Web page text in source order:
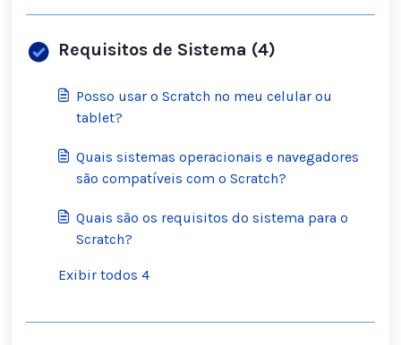
Requisitos de Sistema (4)
Posso usar o Scratch no meu celular ou
tablet?
Quais sistemas operacionais e navegadores
são compatíveis com o Scratch?
Quais são os requisitos do sistema para o
Scratch?
Exibir todos 4